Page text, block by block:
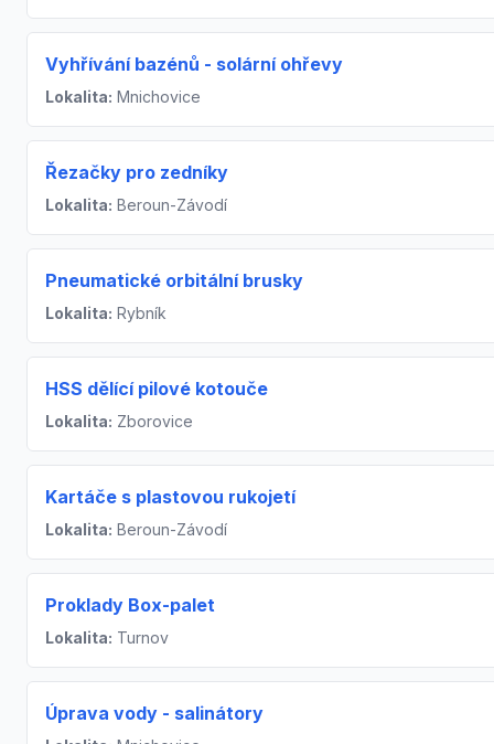
Vyhřívání bazénů - solární ohřevy
Lokalita: Mnichovice
Řezačky pro zedníky
Lokalita: Beroun-Závodí
Pneumatické orbitální brusky
Lokalita: Rybník
HSS dělící pilové kotouče
Lokalita: Zborovice
Kartáče s plastovou rukojetí
Lokalita: Beroun-Závodí
Proklady Box-palet
Lokalita: Turnov
Úprava vody - salinátory